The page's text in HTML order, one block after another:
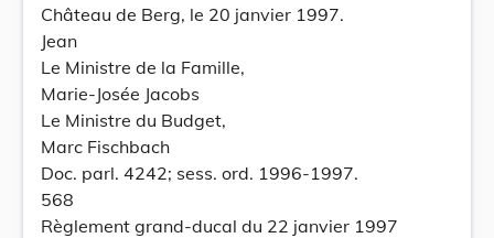
Château de Berg, le 20 janvier 1997.
Jean
Le Ministre de la Famille,
Marie-Josée Jacobs
Le Ministre du Budget,
Marc Fischbach
Doc. parl. 4242; sess. ord. 1996-1997.
568
Règlement grand-ducal du 22 janvier 1997